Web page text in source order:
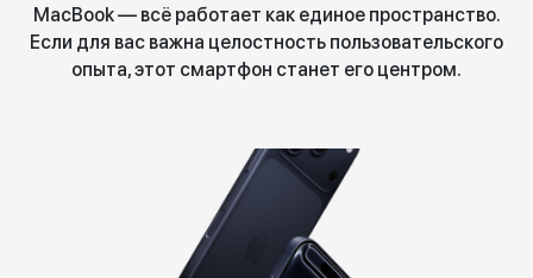
MacBook — всё работает как единое пространство.
Если для вас важна целостность пользовательского
опыта, этот смартфон станет его центром.